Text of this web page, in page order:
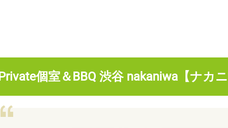
Private個室＆BBQ 渋谷 nakaniwa【ナカニ